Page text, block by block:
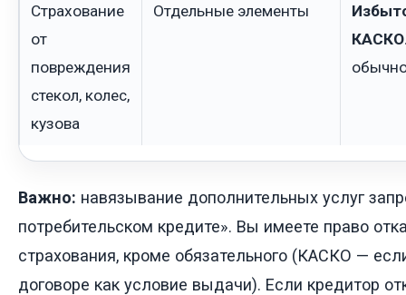
Страхование
от
повреждения
стекол, колес,
кузова
Отдельные элементы
Важно: навязывание дополнительных услуг
потребительском кредите». Вы имеете право
страхования, кроме обязательного (КАСКО —
договоре как условие выдачи). Если кредитор